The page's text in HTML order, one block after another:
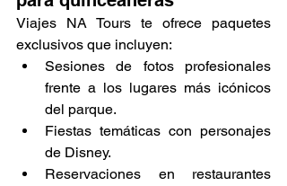
Viajes NA Tours te ofrece paquetes
exclusivos que incluyen:
Sesiones de fotos profesionales
frente a los lugares más icónicos
del parque.
Fiestas temáticas con personajes
de Disney.
Reservaciones en restaurantes